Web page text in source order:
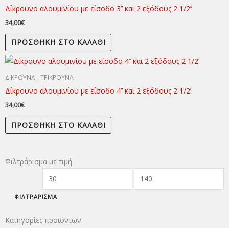
Δίκρουνο αλουμινίου με είσοδο 3’’ και 2 εξόδους 2 1/2’’
34,00€
ΠΡΟΣΘΉΚΗ ΣΤΟ ΚΑΛΆΘΙ
ΔΙΚΡΟΥΝΑ - ΤΡΙΚΡΟΥΝΑ
Δίκρουνο αλουμινίου με είσοδο 4’’ και 2 εξόδους 2 1/2’
34,00€
ΠΡΟΣΘΉΚΗ ΣΤΟ ΚΑΛΆΘΙ
Φιλτράρισμα με τιμή
Ελάχιστη
τιμή
τιμή
ΦΙΛΤΡΆΡΙΣΜΑ
Κατηγορίες προϊόντων